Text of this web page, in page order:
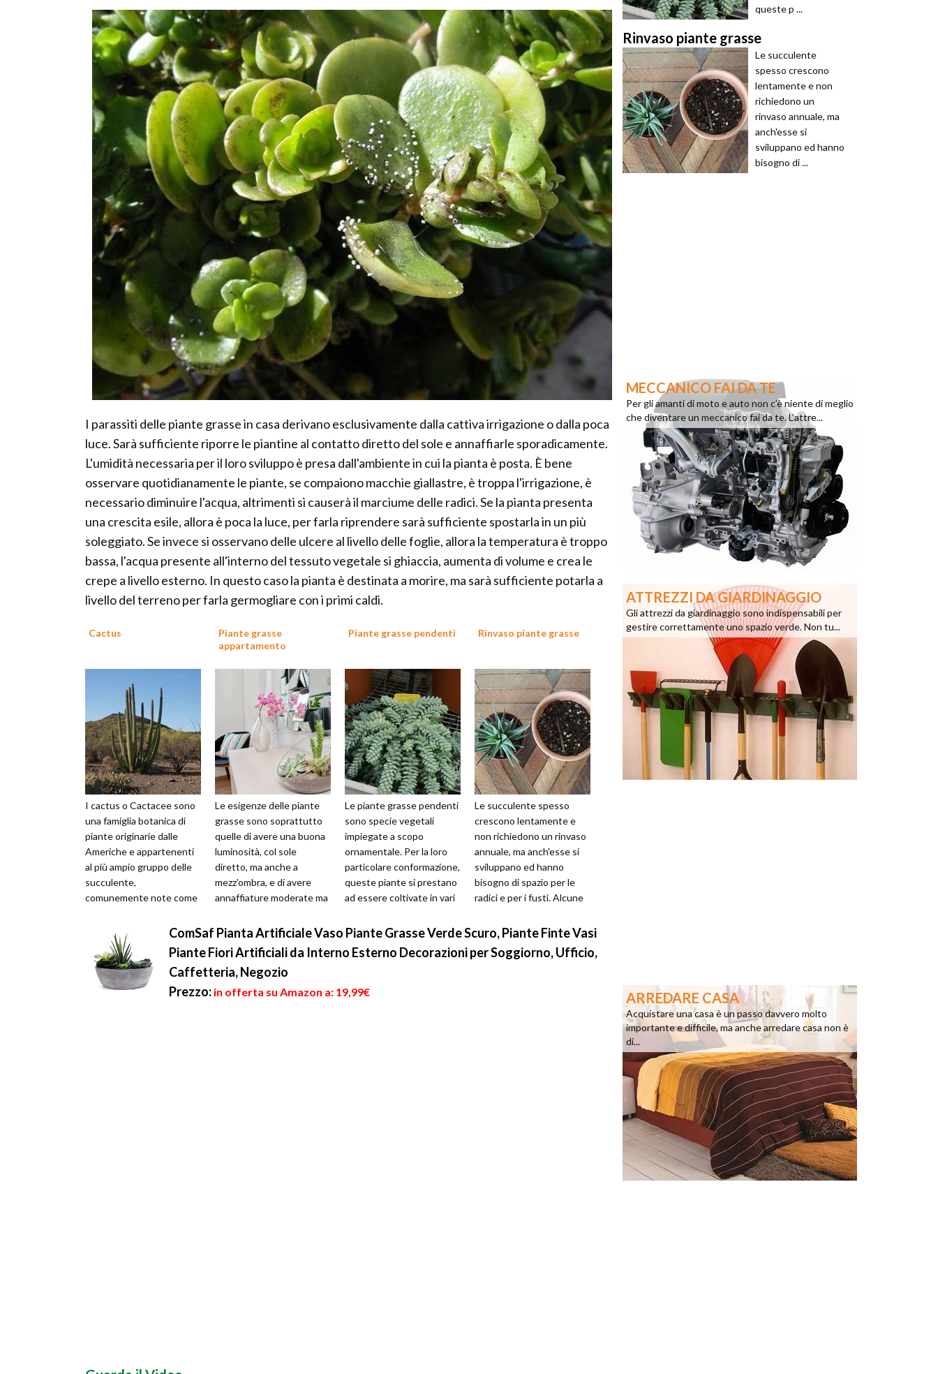
I parassiti delle piante grasse in casa derivano esclusivamente dalla cattiva irrigazione o dalla poca
luce. Sarà sufficiente riporre le piantine al contatto diretto del sole e annaffiarle sporadicamente.
L'umidità necessaria per il loro sviluppo è presa dall'ambiente in cui la pianta è posta. È bene
osservare quotidianamente le piante, se compaiono macchie giallastre, è troppa l'irrigazione, è
necessario diminuire l'acqua, altrimenti si causerà il marciume delle radici. Se la pianta presenta
una crescita esile, allora è poca la luce, per farla riprendere sarà sufficiente spostarla in un più
soleggiato. Se invece si osservano delle ulcere al livello delle foglie, allora la temperatura è troppo
bassa, l'acqua presente all'interno del tessuto vegetale si ghiaccia, aumenta di volume e crea le
crepe a livello esterno. In questo caso la pianta è destinata a morire, ma sarà sufficiente potarla a
livello del terreno per farla germogliare con i primi caldi.
Cactus
I cactus o Cactacee sono
una famiglia botanica di
piante originarie dalle
Americhe e appartenenti
al più ampio gruppo delle
succulente,
comunemente note come
Piante grasse
appartamento
Le esigenze delle piante
grasse sono soprattutto
quelle di avere una buona
luminosità, col sole
diretto, ma anche a
mezz'ombra, e di avere
annaffiature moderate ma
soprattutto n...
Piante grasse pendenti
Le piante grasse pendenti
sono specie vegetali
impiegate a scopo
ornamentale. Per la loro
particolare conformazione,
queste piante si prestano
ad essere coltivate in vari
Rinvaso piante grasse
Le succulente spesso
crescono lentamente e
non richiedono un rinvaso
annuale, ma anch'esse si
sviluppano ed hanno
bisogno di spazio per le
radici e per i fusti. Alcune
piante...
ComSaf Pianta Artificiale Vaso Piante Grasse Verde Scuro, Piante Finte Vasi
Piante Fiori Artificiali da Interno Esterno Decorazioni per Soggiorno, Ufficio,
Caffetteria, Negozio
Prezzo: in offerta su Amazon a: 19,99€
queste p ...
Rinvaso piante grasse
Le succulente
spesso crescono
lentamente e non
richiedono un
rinvaso annuale, ma
anch'esse si
sviluppano ed hanno
bisogno di ...
MECCANICO FAI DA TE
Per gli amanti di moto e auto non c’è niente di meglio
che diventare un meccanico fai da te. L’attre...
ATTREZZI DA GIARDINAGGIO
Gli attrezzi da giardinaggio sono indispensabili per
gestire correttamente uno spazio verde. Non tu...
ARREDARE CASA
Acquistare una casa è un passo davvero molto
importante e difficile, ma anche arredare casa non è
di...